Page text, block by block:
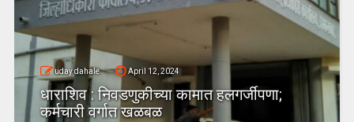
uday dahale April 12, 2024
धाराशिव : निवडणुकीच्या कामात हलगर्जीपणा;
कर्मचारी वर्गात खळबळ